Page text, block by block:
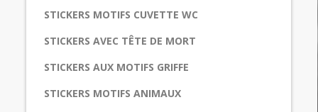
STICKERS MOTIFS CUVETTE WC
STICKERS AVEC TÊTE DE MORT
STICKERS AUX MOTIFS GRIFFE
STICKERS MOTIFS ANIMAUX